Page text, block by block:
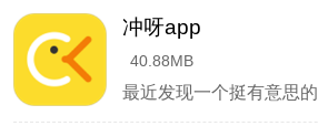
2、深度粉丝互动
平台算法不会限制内容曝光，创
粉丝群。分享到社交平台的内容
冲呀app
40.88MB